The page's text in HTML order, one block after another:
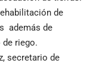
de
además de
riego.
secretario de